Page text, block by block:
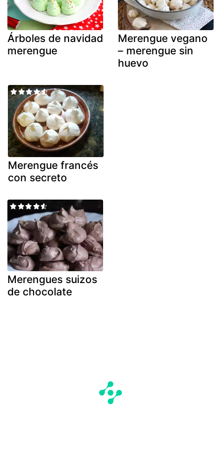
Árboles de navidad
merengue
Merengue vegano
– merengue sin
huevo
Merengue francés
con secreto
Merengues suizos
de chocolate